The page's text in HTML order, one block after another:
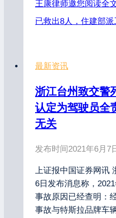
王康律师邀您阅读全
已救出8人，住建部
最新资讯
浙江台州致交警
认定为驾驶员全
无关
发布时间2021年6月7
上证报中国证券网讯
6日发布消息称，
事故原因已经查明：
事故与特斯拉品牌车